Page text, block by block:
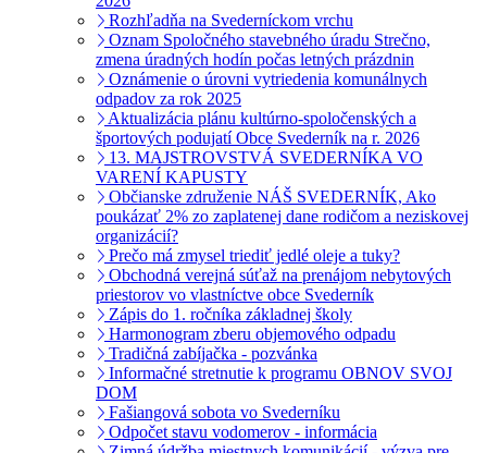
Rozhľadňa na Svederníckom vrchu
Oznam Spoločného stavebného úradu Strečno,
zmena úradných hodín počas letných prázdnin
Oznámenie o úrovni vytriedenia komunálnych
odpadov za rok 2025
Aktualizácia plánu kultúrno-spoločenských a
športových podujatí Obce Svederník na r. 2026
13. MAJSTROVSTVÁ SVEDERNÍKA VO
VARENÍ KAPUSTY
Občianske združenie NÁŠ SVEDERNÍK, Ako
poukázať 2% zo zaplatenej dane rodičom a neziskovej
organizácií?
Prečo má zmysel triediť jedlé oleje a tuky?
Obchodná verejná súťaž na prenájom nebytových
priestorov vo vlastníctve obce Svederník
Zápis do 1. ročníka základnej školy
Harmonogram zberu objemového odpadu
Tradičná zabíjačka - pozvánka
Informačné stretnutie k programu OBNOV SVOJ
DOM
Fašiangová sobota vo Svederníku
Odpočet stavu vodomerov - informácia